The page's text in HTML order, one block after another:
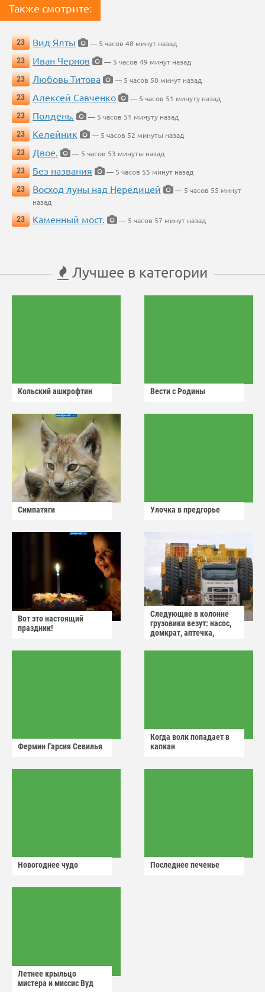
Также смотрите:
23 Вид Ялты
— 5 часов 48 минут назад
23
Иван Чернов
— 5 часов 49 минут назад
23
Любовь Титова
— 5 часов 50 минут назад
23
Алексей Савченко
— 5 часов 51 минуту назад
23
Полдень.
— 5 часов 51 минуту назад
23
Келейник
— 5 часов 52 минуты назад
23
Двое.
— 5 часов 53 минуты назад
23
Без названия
— 5 часов 55 минут назад
23
Восход луны над Нередицей
— 5 часов 55 минут
назад
23
Каменный мост. — 5 часов 57 минут назад
Лучшее в категории
Кольский ашкрофтин Вести с Родины
Симпатяги Улочка в предгорье
Вот это настоящий
праздник!
Следующие в колонне
грузовики везут: насос,
домкрат, аптечка,
Фермин Гарсия Севилья
Когда волк попадает в
капкан
Новогоднее чудо Последнее печенье
Летнее крыльцо
мистера и миссис Вуд